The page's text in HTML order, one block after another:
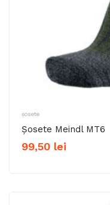
șosete
Șosete Meindl MT6
99,50 lei